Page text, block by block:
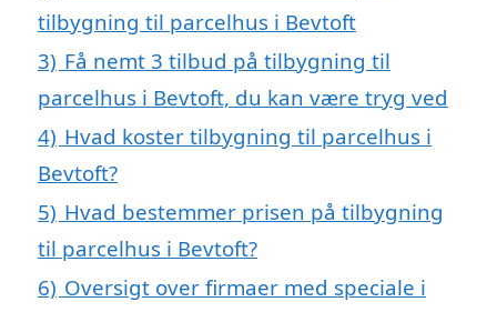
tilbygning til parcelhus i Bevtoft
3) Få nemt 3 tilbud på tilbygning til
parcelhus i Bevtoft, du kan være tryg ved
4) Hvad koster tilbygning til parcelhus i
Bevtoft?
5) Hvad bestemmer prisen på tilbygning
til parcelhus i Bevtoft?
6) Oversigt over firmaer med speciale i